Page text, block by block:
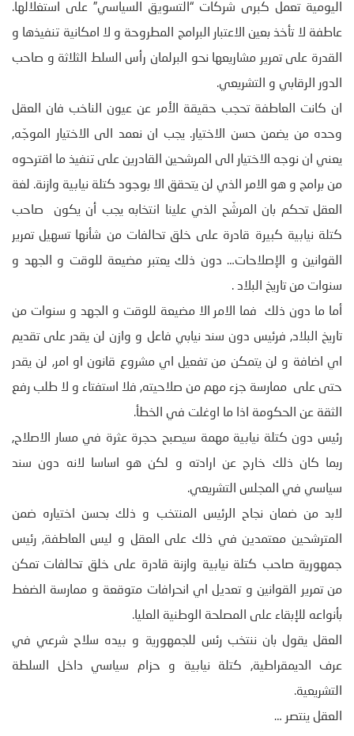
اليومية تعمل كبرى شركات “التسويق السياسي” على استغلالها.
عاطفة لا تأخذ بعين الاعتبار البرامج المطروحة و لا امكانية تنفيذها و
القدرة على تمرير مشاريعها نحو البرلمان رأس السلط الثلاثة و صاحب
الدور الرقابي و التشريعي.
ان كانت العاطفة تحجب حقيقة الأمر عن عيون الناخب فان العقل
وحده من يضمن حسن الاختيار. يجب ان نعمد الى الاختيار الموجّه,
يعني ان نوجه الاختيار الى المرشحين القادرين على تنفيذ ما اقترحوه
من برامج و هو الامر الذي لن يتحقق الا بوجود كتلة نيابية وازنة. لغة
العقل تحكم بان المرشّح الذي علينا انتخابه يجب أن يكون صاحب
كتلة نيابية كبيرة قادرة على خلق تحالفات من شأنها تسهيل تمرير
القوانين و الإصلاحات… دون ذلك يعتبر مضيعة للوقت و الجهد و
سنوات من تاريخ البلاد .
أما ما دون ذلك فما الامر الا مضيعة للوقت و الجهد و سنوات من
تاريخ البلاد, فرئيس دون سند نيابي فاعل و وازن لن يقدر على تقديم
اي اضافة و لن يتمكن من تفعيل اي مشروع قانون او امر, لن يقدر
حتى على ممارسة جزء مهم من صلاحيته, فلا استفتاء و لا طلب رفع
الثقة عن الحكومة اذا ما اوغلت في الخطأ.
رئيس دون كتلة نيابية مهمة سيصبح حجرة عثرة في مسار الاصلاح,
ربما كان ذلك خارج عن ارادته و لكن هو اساسا لانه دون سند
سياسي في المجلس التشريعي.
لابد من ضمان نجاح الرئيس المنتخب و ذلك بحسن اختياره ضمن
المترشحين معتمدين في ذلك على العقل و ليس العاطفة, رئيس
جمهورية صاحب كتلة نيابية وازنة قادرة على خلق تحالفات تمكن
من تمرير القوانين و تعديل اي انحرافات متوقعة و ممارسة الضغط
بأنواعه للإبقاء على المصلحة الوطنية العليا.
العقل يقول بان ننتخب رئس للجمهورية و بيده سلاح شرعي في
عرف الديمقراطية, كتلة نيابية و حزام سياسي داخل السلطة
التشريعية.
العقل ينتصر …